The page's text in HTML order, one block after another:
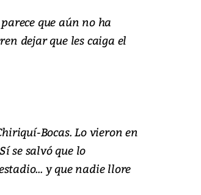
que aún no ha
dejar que les caiga el
Bocas. Lo vieron en
se salvó que lo
y que nadie llore